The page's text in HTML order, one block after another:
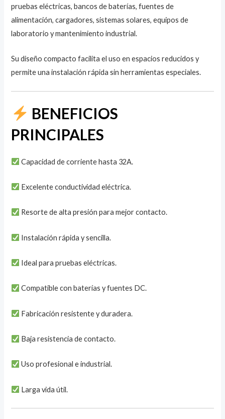
pruebas eléctricas, bancos de baterías, fuentes de
alimentación, cargadores, sistemas solares, equipos de
laboratorio y mantenimiento industrial.
Su diseño compacto facilita el uso en espacios reducidos y
permite una instalación rápida sin herramientas especiales.
BENEFICIOS
PRINCIPALES
Capacidad de corriente hasta 32A.
Excelente conductividad eléctrica.
Resorte de alta presión para mejor contacto.
Instalación rápida y sencilla.
Ideal para pruebas eléctricas.
Compatible con baterías y fuentes DC.
Fabricación resistente y duradera.
Baja resistencia de contacto.
Uso profesional e industrial.
Larga vida útil.